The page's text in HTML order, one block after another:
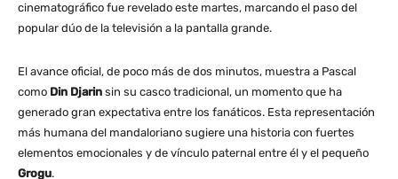
cinematográfico fue revelado este martes, marcando el paso del
popular dúo de la televisión a la pantalla grande.
El avance oficial, de poco más de dos minutos, muestra a Pascal
como Din Djarin sin su casco tradicional, un momento que ha
generado gran expectativa entre los fanáticos. Esta representación
más humana del mandaloriano sugiere una historia con fuertes
elementos emocionales y de vínculo paternal entre él y el pequeño
Grogu.